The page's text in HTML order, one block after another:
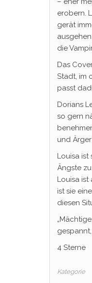
erobern.
gerät
die
Das
Stadt, im
passt
Dorians
so gern
und
Louisa ist
Ängste
Louisa ist
ist sie
diesen
4 Sterne
Kategorie